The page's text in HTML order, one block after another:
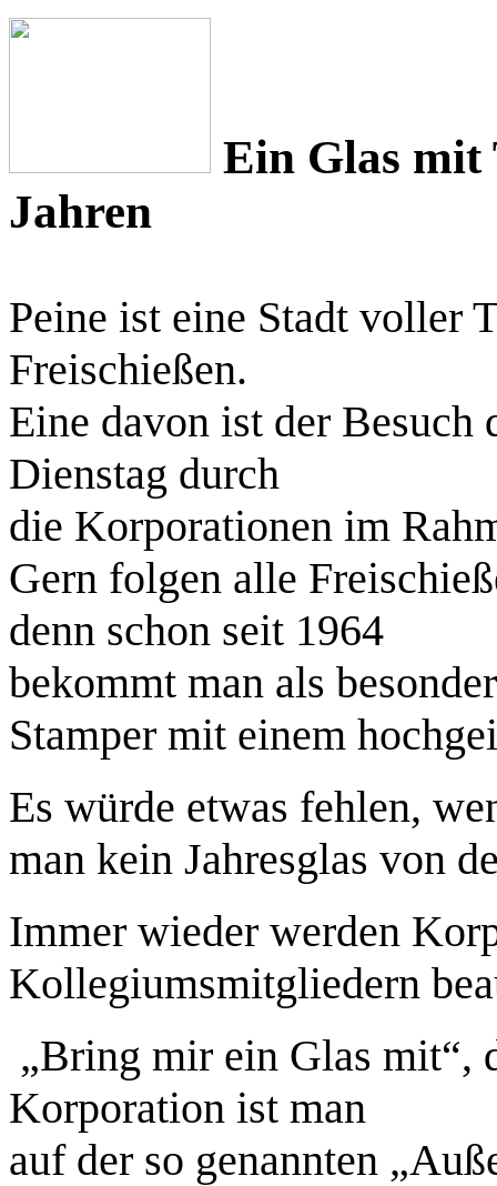
Ein Glas mit
Jahren
Peine ist eine Stadt voller
Freischießen.
Eine davon ist der Besuch
Dienstag durch
die Korporationen im
Gern folgen alle
denn schon seit 1964
bekommt man als
Stamper mit einem
Es würde etwas fehlen,
man kein Jahresglas von
Immer wieder werden
Kollegiumsmitgliedern
„Bring mir ein Glas mit“,
Korporation ist man
auf der so genannten